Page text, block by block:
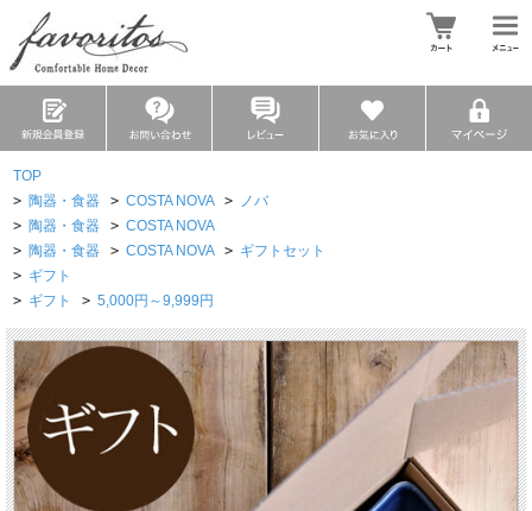
TOP
> 陶器・食器 > COSTA NOVA > ノバ
> 陶器・食器 > COSTA NOVA
> 陶器・食器 > COSTA NOVA > ギフトセット
> ギフト
> ギフト > 5,000円～9,999円